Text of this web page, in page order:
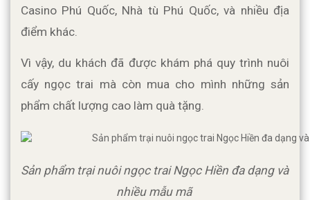
Casino Phú Quốc, Nhà tù Phú Quốc, và nhiều địa
điểm khác.
Vì vậy, du khách đã được khám phá quy trình nuôi
cấy ngọc trai mà còn mua cho mình những sản
phẩm chất lượng cao làm quà tặng.
Sản phẩm trại nuôi ngọc trai Ngọc Hiền đa dạng và
nhiều mẫu mã